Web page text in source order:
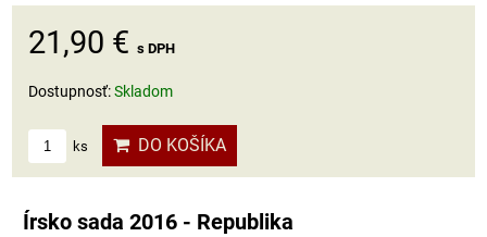
21,90 € s DPH
Dostupnosť:Skladom
ks DO KOŠÍKA
Írsko sada 2016 - Republika